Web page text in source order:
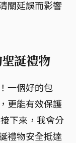
關延誤而影響
誕禮物
一個好的包
更能有效保護
下來，我會分
禮物安全抵達